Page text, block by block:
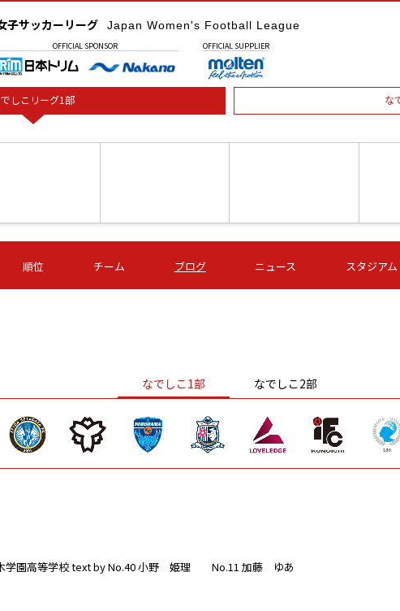
子サッカーリーグ Japan Women's Football League
OFFICIAL SPONSOR OFFICIAL SUPPLIER
しこリーグ1部 な
16節 09/05 (土) 15:00
石人の星
-
第16節 09/05 (土) 16:00
ＡＧＦ
-
いちご
-
第
順位 チーム ブログ ニュース スタジアム
なでしこ1部 なでしこ2部
学園高等学校text by No.40 小野 姫理 No.11 加藤 ゆあ